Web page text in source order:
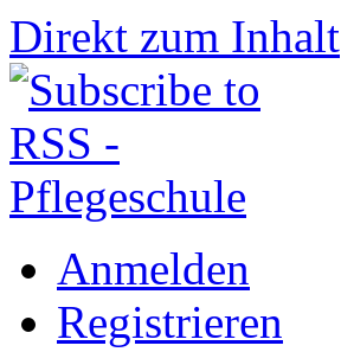
Direkt zum Inhalt
Anmelden
Registrieren